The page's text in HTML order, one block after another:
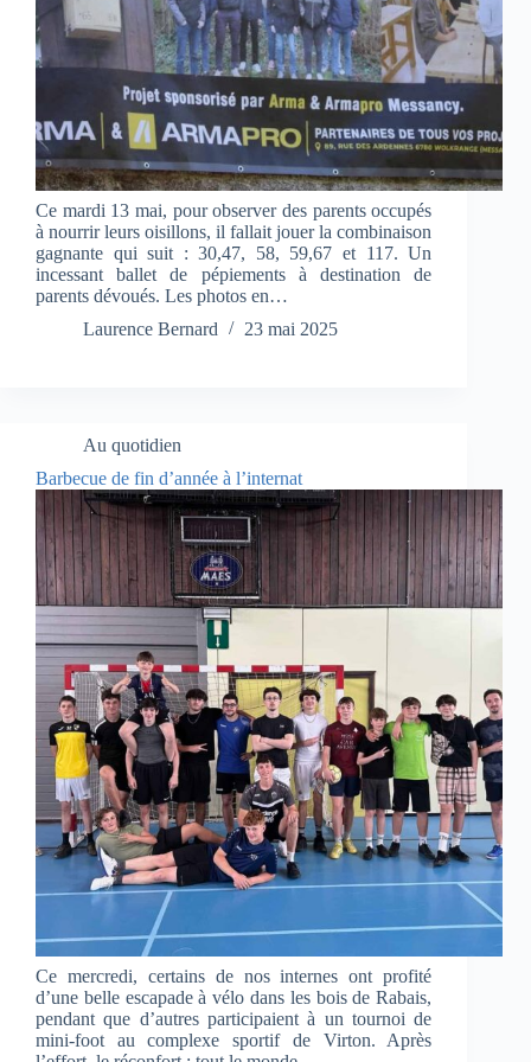
Ce mardi 13 mai, pour observer des parents occupés
à nourrir leurs oisillons, il fallait jouer la combinaison
gagnante qui suit : 30,47, 58, 59,67 et 117. Un
incessant ballet de pépiements à destination de
parents dévoués. Les photos en…
Laurence Bernard
23 mai 2025
Au quotidien
Barbecue de fin d’année à l’internat
Ce mercredi, certains de nos internes ont profité
d’une belle escapade à vélo dans les bois de Rabais,
pendant que d’autres participaient à un tournoi de
mini-foot au complexe sportif de Virton. Après